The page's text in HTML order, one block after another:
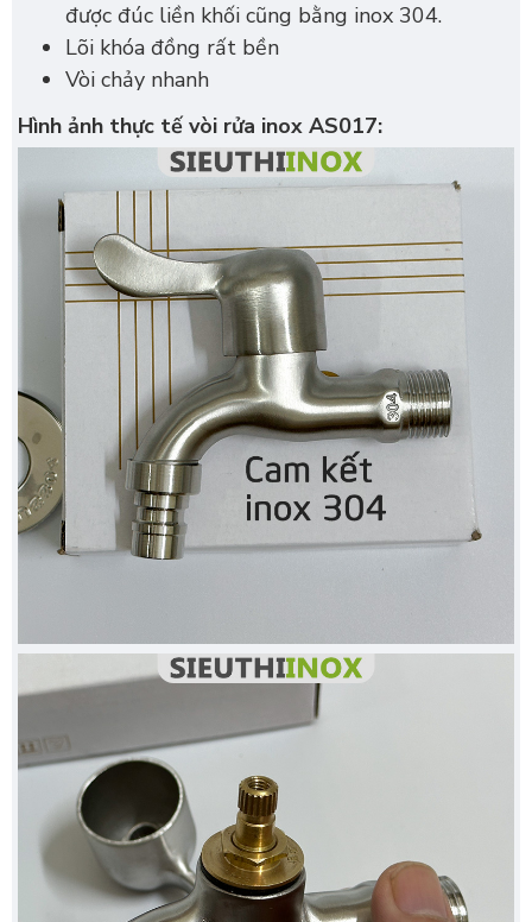
được đúc liền khối cũng bằng inox 304.
Lõi khóa đồng rất bền
Vòi chảy nhanh
Hình ảnh thực tế vòi rửa inox AS017: